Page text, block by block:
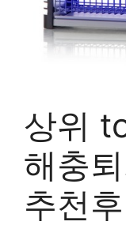
상위
해충
추천